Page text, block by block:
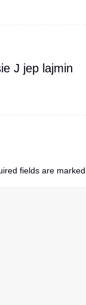
J jep lajmin
fields are marked